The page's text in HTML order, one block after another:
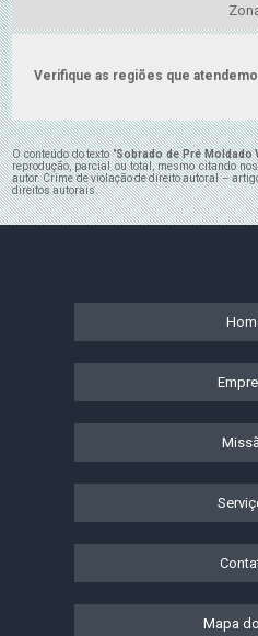
Verifique as regiões que
O conteúdo do texto "Sobrado de Pré Moldado
reprodução, parcial ou total, mesmo citando
autor. Crime de violação de direito autoral –
direitos autorais.
Mapa